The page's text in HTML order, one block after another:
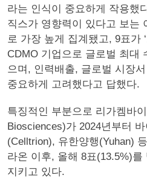
라는 인식이 중요하게 작용했
직스가 영향력이 있다고 보는
로 가장 높게 집계됐고, 9표가
CDMO 기업으로 글로벌 최대
으며, 인력배출, 글로벌 시장
중요하게 고려했다고 답했다.
특징적인 부분으로 리가켐바
Biosciences)가 2024년부터
(Celltrion), 유한양행(Yuhan)
라온 이후, 올해 8표(13.5%)
지키고 있다.